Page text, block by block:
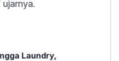
ujarnya.
Laundry,